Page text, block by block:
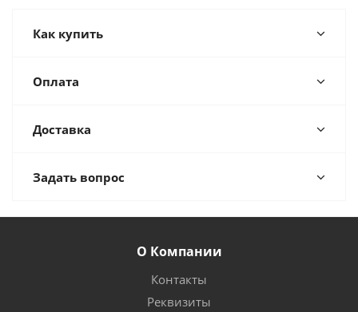
Как купить
Оплата
Доставка
Задать вопрос
О Компании
Контакты
Реквизиты